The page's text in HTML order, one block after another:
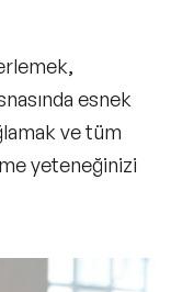
esnek
ve tüm
yeteneğinizi